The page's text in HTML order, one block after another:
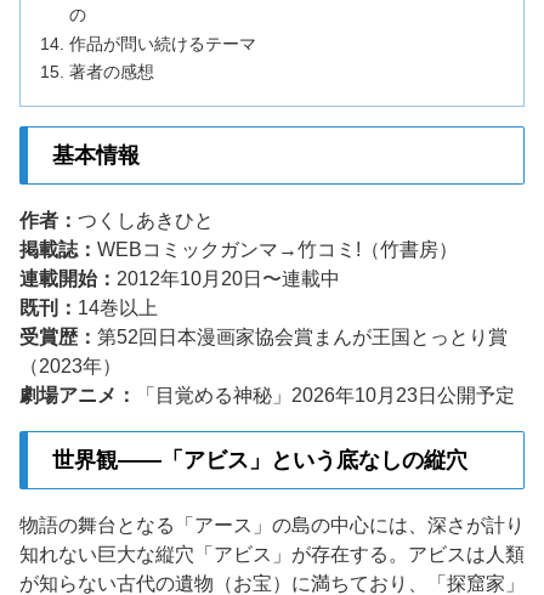
の
作品が問い続けるテーマ
著者の感想
基本情報
作者： つくしあきひと
掲載誌： WEBコミックガンマ→竹コミ!（竹書房）
連載開始： 2012年10月20日〜連載中
既刊： 14巻以上
受賞歴： 第52回日本漫画家協会賞まんが王国とっとり賞
（2023年）
劇場アニメ：
「目覚める神秘」2026年10月23日公開予定
世界観——「アビス」という底なしの縦穴
物語の舞台となる「アース」の島の中心には、深さが計り
知れない巨大な縦穴「アビス」が存在する。アビスは人類
が知らない古代の遺物（お宝）に満ちており、「探窟家」